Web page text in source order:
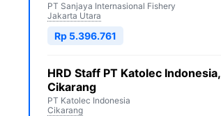
PT Sanjaya Internasional Fishery
Jakarta Utara
Rp 5.396.761
HRD Staff PT Katolec Indonesia,
Cikarang
PT Katolec Indonesia
Cikarang